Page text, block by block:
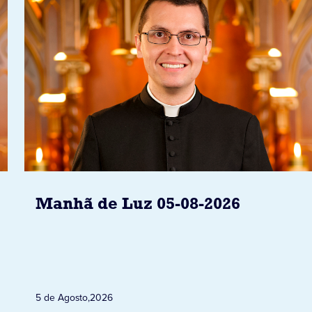
Manhã de Luz 05-08-2026
5 de Agosto,2026